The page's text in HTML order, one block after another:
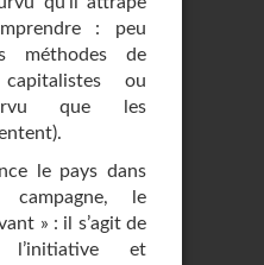
: peu
méthodes de
ou
que les
le pays dans
campagne, le
» : il s’agit de
l’initiative et